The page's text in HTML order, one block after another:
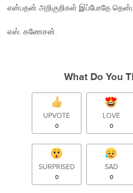
என்பதன் அறிகுறிகள் இப்போதே
எஸ். கணேசன்.
What Do You
UPVOTE
0
LOVE
0
SURPRISED
0
SAD
0